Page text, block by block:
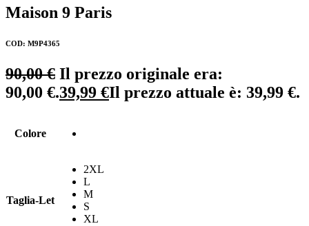
Maison 9 Paris
COD: M9P4365
90,00€ Il prezzo originale era:
90,00 €.39,99 €Il prezzo attuale è: 39,99 €.
Colore
Taglia-Let
2XL
L
M
S
XL